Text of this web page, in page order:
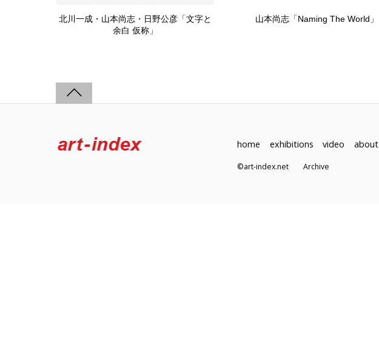
北川一成・山本尚志・日野公彦「文字と
余白 仮称」
山本尚志「Naming The World」
home exhibitions video about
©art-index.netArchive